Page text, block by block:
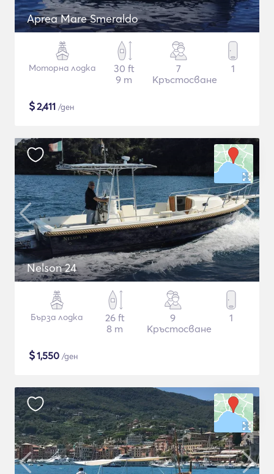
Aprea Mare Smeraldo
Моторна лодка
30 ft
9 m
7
Кръстосване
1
$2,411 /ден
Nelson 24
Бърза лодка
26 ft
8 m
9
Кръстосване
1
$1,550 /ден